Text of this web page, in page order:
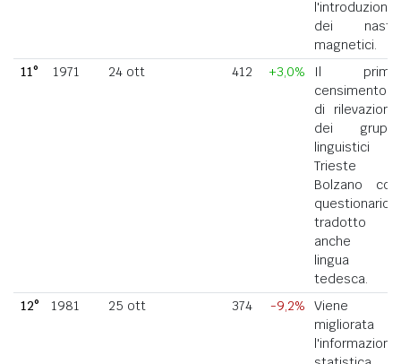
l'introduzione
dei nastri
magnetici.
11°
1971 24 ott 412 +3,0%
Il primo
censimento
di rilevazione
dei gruppi
linguistici di
Trieste e
Bolzano con
questionario
tradotto
anche in
lingua
tedesca.
12°
1981 25 ott 374 -9,2%
Viene
migliorata
l'informazione